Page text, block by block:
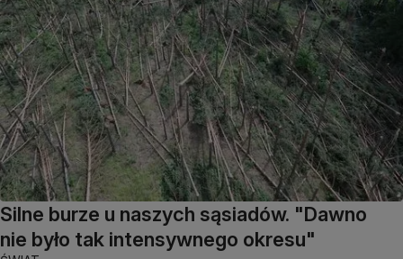
Silne burze u naszych sąsiadów. "Dawno
nie było tak intensywnego okresu"